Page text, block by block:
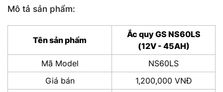
Mô tả sản phẩm:
Tên sản phẩm
Ắc quy GS NS60LS
(12V - 45AH)
Mã Model
NS60LS
Giá bán
1,200,000 VNĐ